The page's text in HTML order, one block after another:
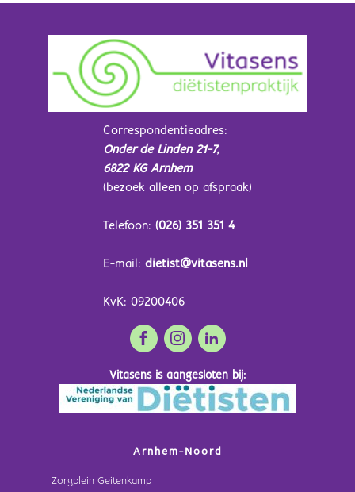
Correspondentieadres:
Onder de Linden 21-7,
6822 KG Arnhem
(bezoek alleen op afspraak)
Telefoon: (026) 351 351 4
E-mail: dietist@vitasens.nl
KvK: 09200406
Vitasens is aangesloten bij:
Arnhem-Noord
Zorgplein Geitenkamp